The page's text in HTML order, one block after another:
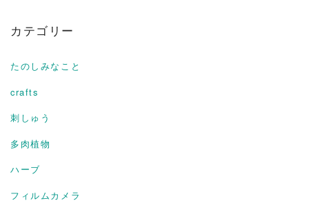
カテゴリー
たのしみなこと
crafts
刺しゅう
多肉植物
ハーブ
フィルムカメラ